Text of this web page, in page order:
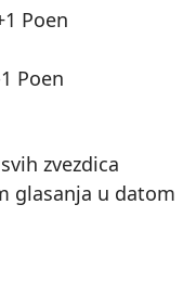
Poen
Poen
zvezdica
glasanja u datom